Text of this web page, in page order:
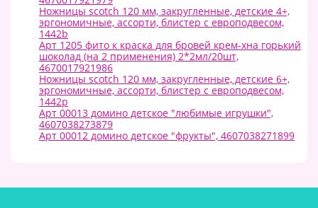
Ножницы scotch 120 мм, закругленные, детские 4+,
эргономичные, ассорти, блистер с европодвесом,
1442b
Арт 1205 фито к краска для бровей крем-хна горький
шоколад (на 2 применения) 2*2мл/20шт,
4670017921986
Ножницы scotch 120 мм, закругленные, детские 6+,
эргономичные, ассорти, блистер с европодвесом,
1442p
Арт 00013 домино детское "любимые игрушки",
4607038273879
Арт 00012 домино детское "фрукты", 4607038271899